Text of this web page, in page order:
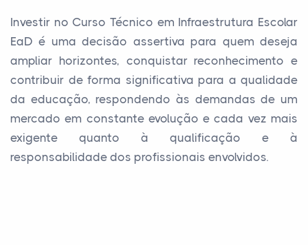
Investir no Curso Técnico em Infraestrutura Escolar
EaD é uma decisão assertiva para quem deseja
ampliar horizontes, conquistar reconhecimento e
contribuir de forma significativa para a qualidade
da educação, respondendo às demandas de um
mercado em constante evolução e cada vez mais
exigente quanto à qualificação e à
responsabilidade dos profissionais envolvidos.